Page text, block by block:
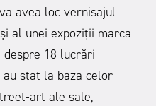
va avea loc vernisajul
al unei expoziții marca
despre 18 lucrări
stat la baza celor
art ale sale,